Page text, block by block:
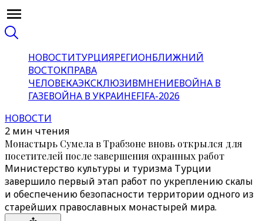
НОВОСТИТУРЦИЯРЕГИОНБЛИЖНИЙ
ВОСТОКПРАВА
ЧЕЛОВЕКАЭКСКЛЮЗИВМНЕНИЕВОЙНА В
ГАЗЕВОЙНА В УКРАИНЕFIFA-2026
НОВОСТИ
2 мин чтения
Монастырь Сумела в Трабзоне вновь открылся для
посетителей после завершения охранных работ
Министерство культуры и туризма Турции
завершило первый этап работ по укреплению скалы
и обеспечению безопасности территории одного из
старейших православных монастырей мира.